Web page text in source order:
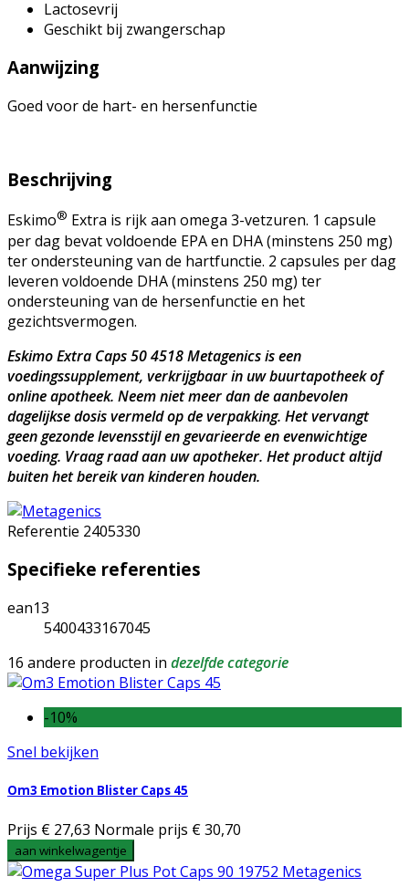
Lactosevrij
Geschikt bij zwangerschap
Aanwijzing
Goed voor de hart- en hersenfunctie
Beschrijving
Eskimo® Extra is rijk aan omega 3-vetzuren. 1 capsule
per dag bevat voldoende EPA en DHA (minstens 250 mg)
ter ondersteuning van de hartfunctie. 2 capsules per dag
leveren voldoende DHA (minstens 250 mg) ter
ondersteuning van de hersenfunctie en het
gezichtsvermogen.
Eskimo Extra Caps 50 4518 Metagenics is een
voedingssupplement, verkrijgbaar in uw buurtapotheek of
online apotheek. Neem niet meer dan de aanbevolen
dagelijkse dosis vermeld op de verpakking. Het vervangt
geen gezonde levensstijl en gevarieerde en evenwichtige
voeding. Vraag raad aan uw apotheker. Het product altijd
buiten het bereik van kinderen houden.
Referentie 2405330
Specifieke referenties
ean13
5400433167045
16 andere producten in dezelfde categorie
-10%
Snel bekijken
Om3 Emotion Blister Caps 45
Prijs € 27,63 Normale prijs € 30,70
aan winkelwagentje